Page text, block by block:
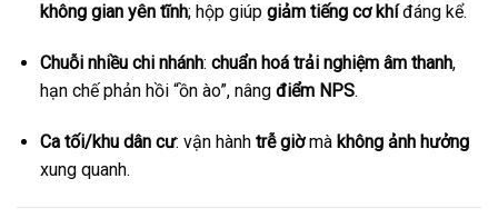
không gian yên tĩnh; hộp giúp giảm tiếng cơ khíđáng kể.
Chuỗi nhiều chi nhánh: chuẩn hoá trải nghiệm âm thanh,
hạn chế phản hồi “ồn ào”, nâng điểm NPS.
Ca tối/khu dân cư: vận hành trễ giờmà không ảnh hưởng
xung quanh.